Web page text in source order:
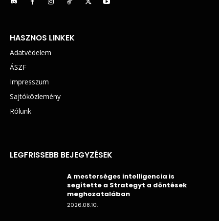
HASZNOS LINKEK
Adatvédelem
ÁSZF
Impresszum
Sajtóközlemény
Rólunk
LEGFRISSEBB BEJEGYZÉSEK
A mesterséges intelligencia is
segítette a Strategyt a döntések
meghozatalában
2026.08.10.